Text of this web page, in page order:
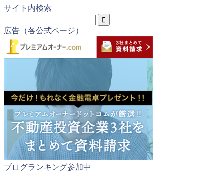
サイト内検索
広告（各公式ページ）
ブログランキング参加中